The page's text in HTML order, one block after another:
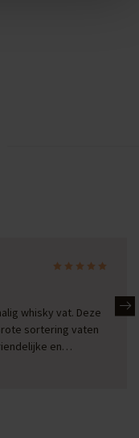
whisky vat. Deze
sortering vaten
en